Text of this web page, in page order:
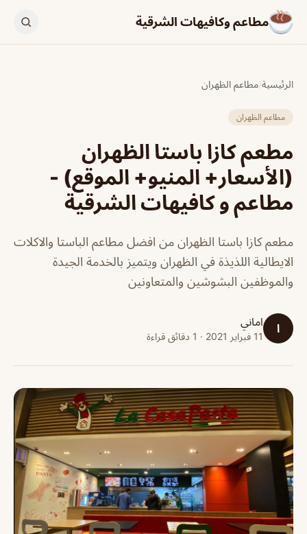
مطاعم وكافيهات الشرقية
الرئيسية/مطاعم الظهران
مطاعم الظهران
مطعم كازا باستا الظهران
(الأسعار+ المنيو+ الموقع) -
مطاعم و كافيهات الشرقية
مطعم كازا باستا الظهران من افضل مطاعم الباستا والاكلات
الايطالية اللذيذة في الظهران ويتميز بالخدمة الجيدة
والموظفين البشوشين والمتعاونين
ا اماني
11 فبراير 2021 · 1 دقائق قراءة